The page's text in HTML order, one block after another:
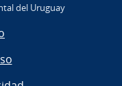
del Uruguay